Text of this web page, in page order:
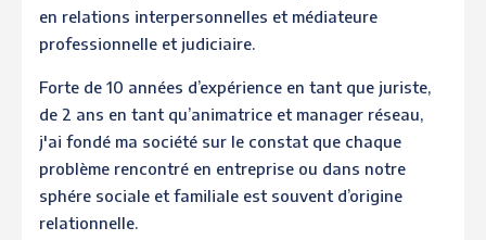
en relations interpersonnelles et médiateure
professionnelle et judiciaire.
Forte de 10 années d’expérience en tant que juriste,
de 2 ans en tant qu’animatrice et manager réseau,
j'ai fondé ma société sur le constat que chaque
problème rencontré en entreprise ou dans notre
sphére sociale et familiale est souvent d’origine
relationnelle.